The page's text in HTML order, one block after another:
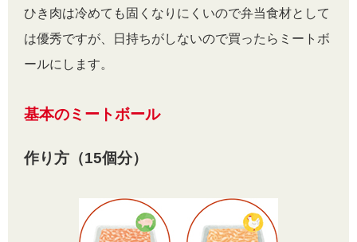
ひき肉は冷めても固くなりにくいので弁当食材として
は優秀ですが、日持ちがしないので買ったらミートボ
ールにします。
基本のミートボール
作り方（15個分）